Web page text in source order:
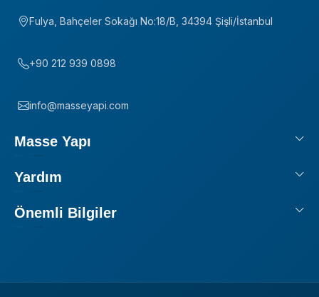
Fulya, Bahçeler Sokağı No:18/B, 34394 Şişli/İstanbul
+90 212 939 0898
info@masseyapi.com
Masse Yapı
Yardım
Önemli Bilgiler